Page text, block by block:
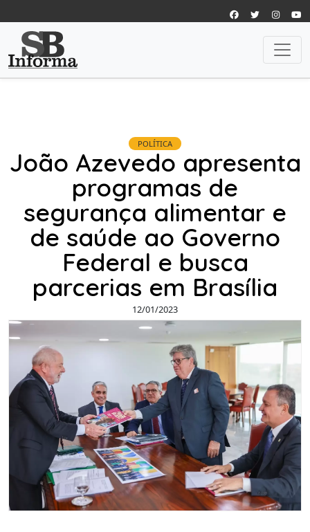
POLÍTICA
João Azevedo apresenta
programas de
segurança alimentar e
de saúde ao Governo
Federal e busca
parcerias em Brasília
12/01/2023